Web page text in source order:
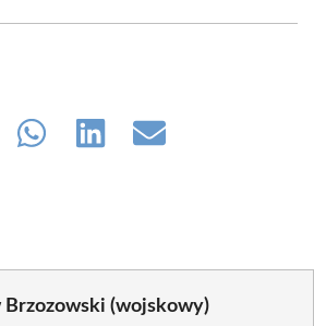
Share
Share
Share
Brzozowski (wojskowy)